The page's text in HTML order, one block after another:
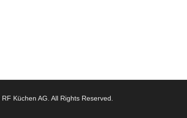
Küchen AG. All Rights Reserved.